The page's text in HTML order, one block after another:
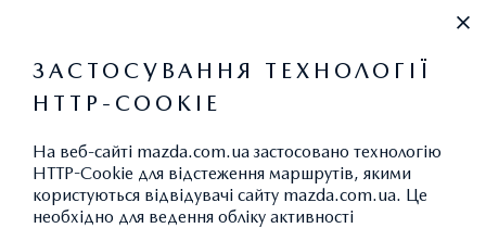
ВИКИДИ CO2
ЗАСТОСУВАННЯ ТЕХНОЛОГІЇ
HTTP-COOKIE
На веб-сайті mazda.com.ua застосовано технологію
HTTP-Cookie для відстеження маршрутів, якими
користуються відвідувачі сайту mazda.com.ua. Це
необхідно для ведення обліку активності